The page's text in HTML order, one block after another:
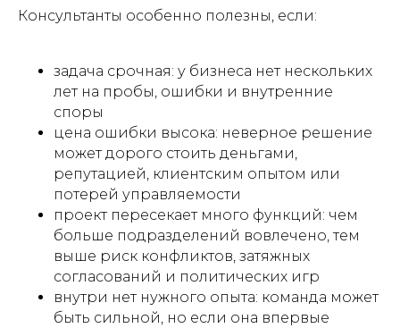
Консультанты особенно полезны, если:
задача срочная: у бизнеса нет нескольких
лет на пробы, ошибки и внутренние
споры
цена ошибки высока: неверное решение
может дорого стоить деньгами,
репутацией, клиентским опытом или
потерей управляемости
проект пересекает много функций: чем
больше подразделений вовлечено, тем
выше риск конфликтов, затяжных
согласований и политических игр
внутри нет нужного опыта: команда может
быть сильной, но если она впервые